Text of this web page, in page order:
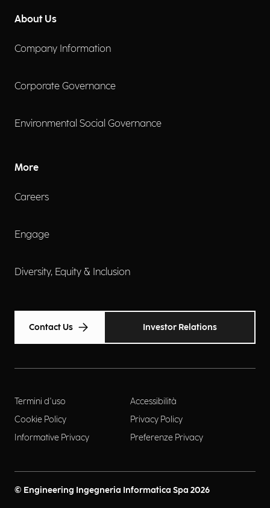
About Us
Company Information
Corporate Governance
Environmental Social Governance
More
Careers
Engage
Diversity, Equity & Inclusion
Contact Us Investor Relations
Termini d'uso
Accessibilità
Cookie Policy
Privacy Policy
Informative Privacy
Preferenze Privacy
© Engineering Ingegneria Informatica Spa 2026